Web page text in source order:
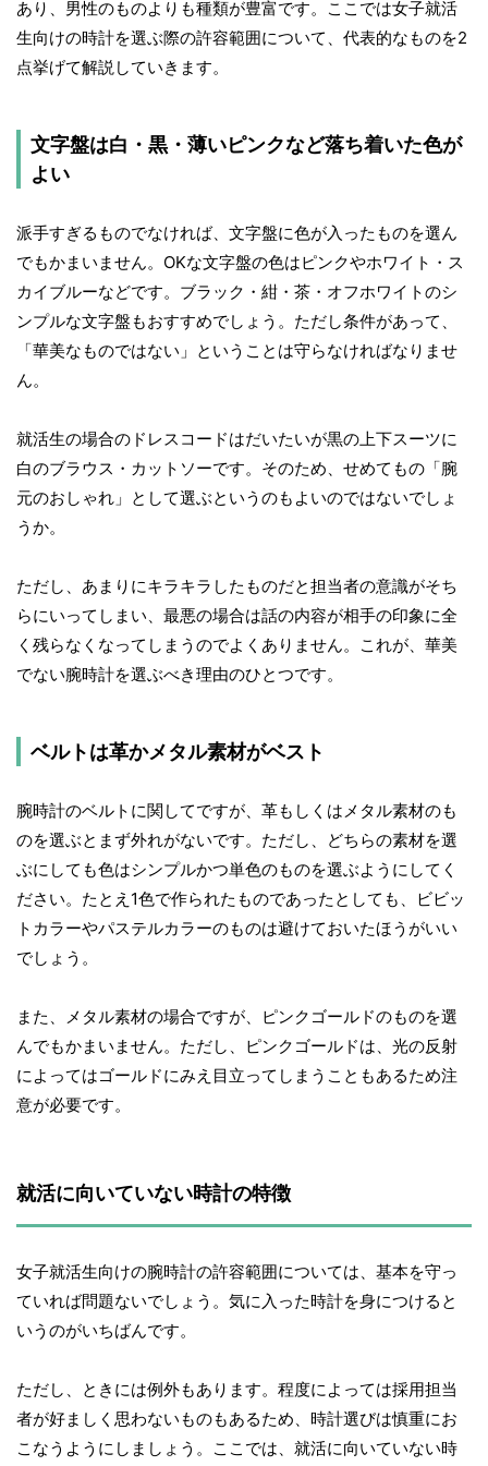
あり、男性のものよりも種類が豊富です。ここでは女子就活
生向けの時計を選ぶ際の許容範囲について、代表的なものを2
点挙げて解説していきます。
文字盤は白・黒・薄いピンクなど落ち着いた色が
よい
派手すぎるものでなければ、文字盤に色が入ったものを選ん
でもかまいません。OKな文字盤の色はピンクやホワイト・ス
カイブルーなどです。ブラック・紺・茶・オフホワイトのシ
ンプルな文字盤もおすすめでしょう。ただし条件があって、
「華美なものではない」ということは守らなければなりませ
ん。
就活生の場合のドレスコードはだいたいが黒の上下スーツに
白のブラウス・カットソーです。そのため、せめてもの「腕
元のおしゃれ」として選ぶというのもよいのではないでしょ
うか。
ただし、あまりにキラキラしたものだと担当者の意識がそち
らにいってしまい、最悪の場合は話の内容が相手の印象に全
く残らなくなってしまうのでよくありません。これが、華美
でない腕時計を選ぶべき理由のひとつです。
ベルトは革かメタル素材がベスト
腕時計のベルトに関してですが、革もしくはメタル素材のも
のを選ぶとまず外れがないです。ただし、どちらの素材を選
ぶにしても色はシンプルかつ単色のものを選ぶようにしてく
ださい。たとえ1色で作られたものであったとしても、ビビッ
トカラーやパステルカラーのものは避けておいたほうがいい
でしょう。
また、メタル素材の場合ですが、ピンクゴールドのものを選
んでもかまいません。ただし、ピンクゴールドは、光の反射
によってはゴールドにみえ目立ってしまうこともあるため注
意が必要です。
就活に向いていない時計の特徴
女子就活生向けの腕時計の許容範囲については、基本を守っ
ていれば問題ないでしょう。気に入った時計を身につけると
いうのがいちばんです。
ただし、ときには例外もあります。程度によっては採用担当
者が好ましく思わないものもあるため、時計選びは慎重にお
こなうようにしましょう。ここでは、就活に向いていない時